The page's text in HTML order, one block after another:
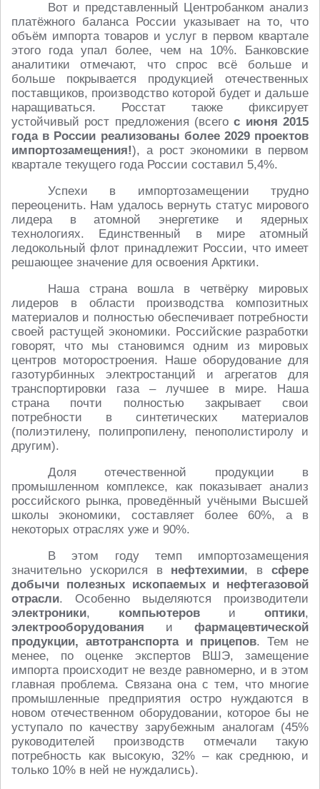
Вот и представленный Центробанком анализ
платёжного баланса России указывает на то, что
объём импорта товаров и услуг в первом квартале
этого года упал более, чем на 10%. Банковские
аналитики отмечают, что спрос всё больше и
больше покрывается продукцией отечественных
поставщиков, производство которой будет и дальше
наращиваться. Росстат также фиксирует
устойчивый рост предложения (всегос июня 2015
года в России реализованы более 2029 проектов
импортозамещения!), а рост экономики в первом
квартале текущего года России составил 5,4%.
Успехи в импортозамещении трудно
переоценить. Нам удалось вернуть статус мирового
лидера в атомной энергетике и ядерных
технологиях. Единственный в мире атомный
ледокольный флот принадлежит России, что имеет
решающее значение для освоения Арктики.
Наша страна вошла в четвёрку мировых
лидеров в области производства композитных
материалов и полностью обеспечивает потребности
своей растущей экономики. Российские разработки
говорят, что мы становимся одним из мировых
центров моторостроения. Наше оборудование для
газотурбинных электростанций и агрегатов для
транспортировки газа – лучшее в мире. Наша
страна почти полностью закрывает свои
потребности в синтетических материалов
(полиэтилену, полипропилену, пенополистиролу и
другим).
Доля отечественной продукции в
промышленном комплексе, как показывает анализ
российского рынка, проведённый учёными Высшей
школы экономики, составляет более 60%, а в
некоторых отраслях уже и 90%.
В этом году темп импортозамещения
значительно ускорился в нефтехимии, в сфере
добычи полезных ископаемых и нефтегазовой
отрасли. Особенно выделяются производители
электроники, компьютеров и оптики,
электрооборудования и фармацевтической
продукции, автотранспорта и прицепов. Тем не
менее, по оценке экспертов ВШЭ, замещение
импорта происходит не везде равномерно, и в этом
главная проблема. Связана она с тем, что многие
промышленные предприятия остро нуждаются в
новом отечественном оборудовании, которое бы не
уступало по качеству зарубежным аналогам (45%
руководителей производств отмечали такую
потребность как высокую, 32% – как среднюю, и
только 10% в ней не нуждались).